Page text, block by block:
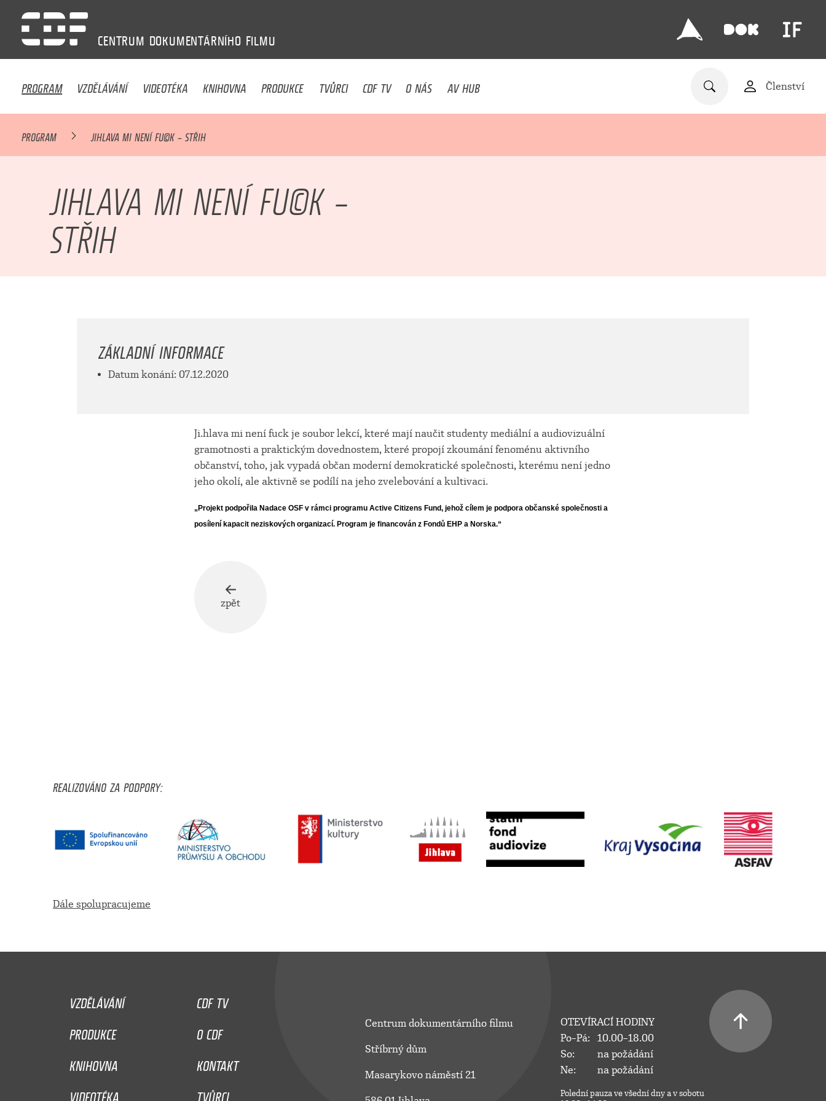
CENTRUM DOKUMENTÁRNÍHO FILMU
PROGRAM VZDĚLÁVÁNÍ VIDEOTÉKA KNIHOVNA PRODUKCE TVŮRCI CDF TV O NÁS AV HUB Členství
PROGRAM JIHLAVA MI NENÍ FU©K – STŘIH
JIHLAVA MI NENÍ FU©K –
STŘIH
ZÁKLADNÍ INFORMACE
Datum konání: 07.12.2020
Ji.hlava mi není fuck je soubor lekcí, které mají naučit studenty mediální a audiovizuální
gramotnosti a praktickým dovednostem, které propojí zkoumání fenoménu aktivního
občanství, toho, jak vypadá občan moderní demokratické společnosti, kterému není jedno
jeho okolí, ale aktivně se podílí na jeho zvelebování a kultivaci.
„Projekt podpořila Nadace OSF v rámci programu Active Citizens Fund, jehož cílem je podporaobčanské společnosti a
posílení kapacit neziskových organizací. Program je financován z Fondů EHP a Norska.“
zpět
REALIZOVÁNO ZA PODPORY:
Dále spolupracujeme
VZDĚLÁVÁNÍ
CDF TV
PRODUKCE
O CDF
KNIHOVNA
KONTAKT
VIDEOTÉKA
TVŮRCI
Centrum dokumentárního filmu
Stříbrný dům
Masarykovo náměstí 21
OTEVÍRACÍ HODINY
Po–Pá:
10.00–18.00
So:
na požádání
Ne:
na požádání
Polední pauza ve všední dny a v sobotu